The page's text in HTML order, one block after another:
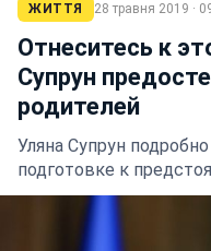
ЖИТТЯ 28 травня 2019 ·
Отнеситесь к
Супрун
родителей
Уляна Супрун
подготовке к